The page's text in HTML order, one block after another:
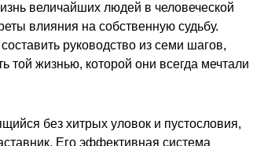
величайших людей в человеческой
влияния на собственную судьбу.
руководство из семи шагов,
той жизнью, которой они всегда мечтали
без хитрых уловок и пустословия,
Его эффективная система